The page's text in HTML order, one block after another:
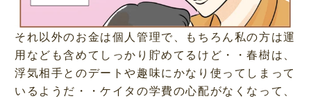
それ以外のお金は個人管理で、もちろん私の方は運
用なども含めてしっかり貯めてるけど・・春樹は、
浮気相手とのデートや趣味にかなり使ってしまって
いるようだ・・ケイタの学費の心配がなくなって、